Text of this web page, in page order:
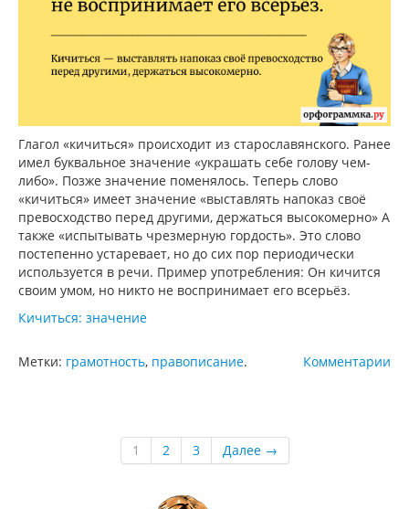
Глагол «кичиться» происходит из старославянского. Ранее
имел буквальное значение «украшать себе голову чем-
либо». Позже значение поменялось. Теперь слово
«кичиться» имеет значение «выставлять напоказ своё
превосходство перед другими, держаться высокомерно» А
также «испытывать чрезмерную гордость». Это слово
постепенно устаревает, но до сих пор периодически
используется в речи. Пример употребления: Он кичится
своим умом, но никто не воспринимает его всерьёз.
Кичиться: значение
Комментарии
Метки: грамотность, правописание.
1 2 3 Далее →